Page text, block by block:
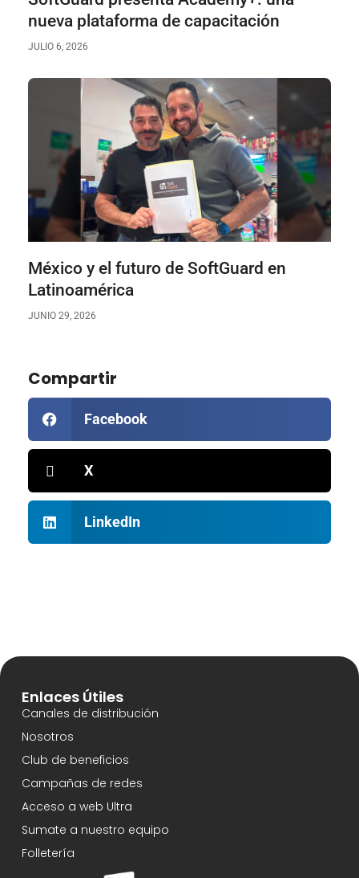
nueva plataforma de capacitación
JULIO 6, 2026
México y el futuro de SoftGuard en
Latinoamérica
JUNIO 29, 2026
Compartir
Facebook
X
LinkedIn
Enlaces Útiles
Canales de distribución
Nosotros
Club de beneficios
Campañas de redes
Acceso a web Ultra
Sumate a nuestro equipo
Folletería